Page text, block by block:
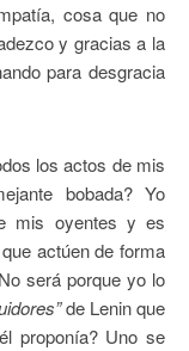
cosa que no
y gracias a la
para desgracia
los actos de mis
bobada? Yo
mis oyentes y es
actúen de forma
será porque yo lo
de Lenin que
proponía? Uno se